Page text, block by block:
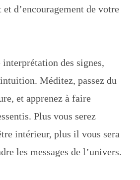
d’encouragement de votre
des signes,
Méditez, passez du
et apprenez à faire
Plus vous serez
intérieur, plus il vous sera
les messages de l’univers.